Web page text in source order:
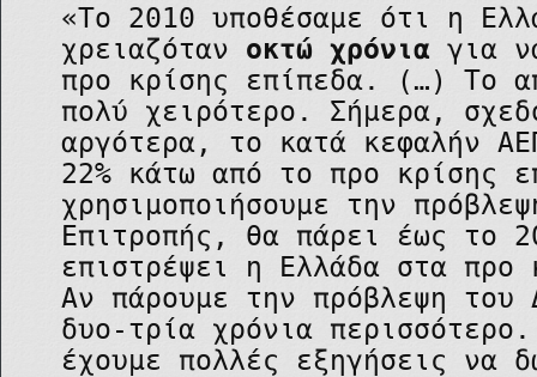
«Το 2010 υποθέσαμε ότι η
χρειαζόταν οκτώ χρόνια για
προ κρίσης επίπεδα. (…) Το
πολύ χειρότερο. Σήμερα,
αργότερα, το κατά κεφαλήν
22% κάτω από το προ κρίσης
χρησιμοποιήσουμε την
Επιτροπής, θα πάρει έως το
επιστρέψει η Ελλάδα στα προ
Αν πάρουμε την πρόβλεψη του
δυο-τρία χρόνια
έχουμε πολλές εξηγήσεις να